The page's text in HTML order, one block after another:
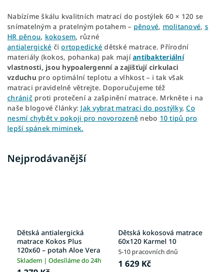
Nabízíme škálu kvalitních matrací do postýlek 60 × 120 se
snímatelným a pratelným potahem – pěnové, molitanové, s
HR pěnou, kokosem, různé
antialergické čiortopedické dětské matrace. Přírodní
materiály (kokos, pohanka) pak mají antibakteriální
vlastnosti, jsou hypoalergenní a zajišťují cirkulaci
vzduchu pro optimální teplotu a vlhkost – i tak však
matraci pravidelně větrejte. Doporučujeme též
chráničproti protečení a zašpinění matrace. Mrkněte i na
naše blogové články: Jak vybrat matraci do postýlky,Co
nesmí chybět v pokoji pro novorozeně nebo 10 tipů pro
lepší spánek miminek.
Nejprodávanější
Dětská antialergická
matrace Kokos Plus
120x60 – potah Aloe Vera
Skladem | Odesíláme do 24h
Dětská kokosová matrace
60x120 Karmel 10
5-10 pracovních dnů
1 629 Kč